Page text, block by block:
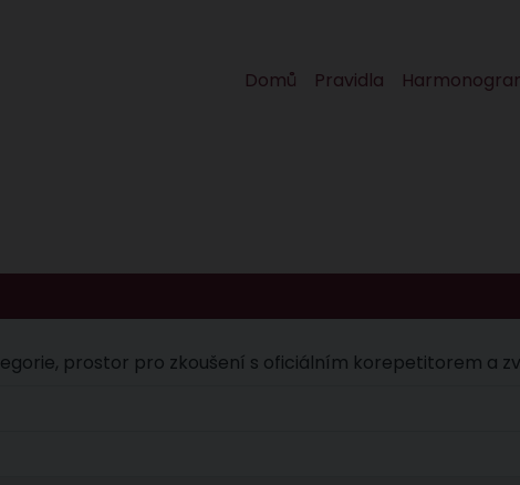
Domů Pravidla
prostor pro zkoušení s oficiálním korepetitorem a